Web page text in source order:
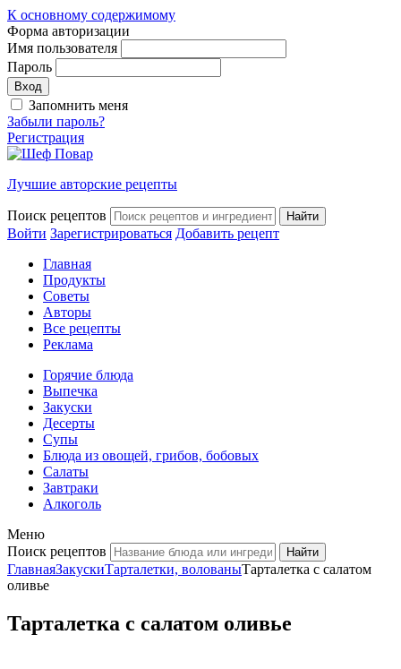
К основному содержимому
Форма авторизации
Имя пользователя
Пароль
Запомнить меня
Забыли пароль?
Регистрация
Лучшие авторские рецепты
Поиск рецептов
Войти Зарегистрироваться Добавить рецепт
Главная
Продукты
Советы
Авторы
Все рецепты
Реклама
Горячие блюда
Выпечка
Закуски
Десерты
Супы
Блюда из овощей, грибов, бобовых
Салаты
Завтраки
Алкоголь
Меню
Поиск рецептов
ГлавнаяЗакускиТарталетки, волованыТарталетка с салатом
оливье
Тарталетка с салатом оливье